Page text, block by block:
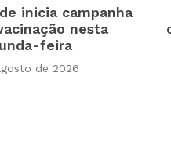
inicia campanha
nesta
feira
de 2026